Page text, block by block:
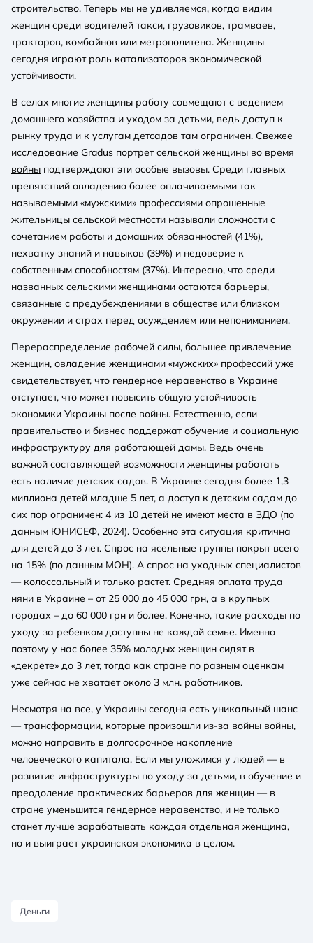
строительство. Теперь мы не удивляемся, когда видим
женщин среди водителей такси, грузовиков, трамваев,
тракторов, комбайнов или метрополитена. Женщины
сегодня играют роль катализаторов экономической
устойчивости.
В селах многие женщины работу совмещают с ведением
домашнего хозяйства и уходом за детьми, ведь доступ к
рынку труда и к услугам детсадов там ограничен. Свежее
исследование Gradus портрет сельской женщины во время
войны подтверждают эти особые вызовы. Среди главных
препятствий овладению более оплачиваемыми так
называемыми «мужскими» профессиями опрошенные
жительницы сельской местности называли сложности с
сочетанием работы и домашних обязанностей (41%),
нехватку знаний и навыков (39%) и недоверие к
собственным способностям (37%). Интересно, что среди
названных сельскими женщинами остаются барьеры,
связанные с предубеждениями в обществе или близком
окружении и страх перед осуждением или непониманием.
Перераспределение рабочей силы, большее привлечение
женщин, овладение женщинами «мужских» профессий уже
свидетельствует, что гендерное неравенство в Украине
отступает, что может повысить общую устойчивость
экономики Украины после войны. Естественно, если
правительство и бизнес поддержат обучение и социальную
инфраструктуру для работающей дамы. Ведь очень
важной составляющей возможности женщины работать
есть наличие детских садов. В Украине сегодня более 1,3
миллиона детей младше 5 лет, а доступ к детским садам до
сих пор ограничен: 4 из 10 детей не имеют места в ЗДО (по
данным ЮНИСЕФ, 2024). Особенно эта ситуация критична
для детей до 3 лет. Спрос на ясельные группы покрыт всего
на 15% (по данным МОН). А спрос на уходных специалистов
— колоссальный и только растет. Средняя оплата труда
няни в Украине – от 25 000 до 45 000 грн, а в крупных
городах – до 60 000 грн и более. Конечно, такие расходы по
уходу за ребенком доступны не каждой семье. Именно
поэтому у нас более 35% молодых женщин сидят в
«декрете» до 3 лет, тогда как стране по разным оценкам
уже сейчас не хватает около 3 млн. работников.
Несмотря на все, у Украины сегодня есть уникальный шанс
— трансформации, которые произошли из-за войны войны,
можно направить в долгосрочное накопление
человеческого капитала. Если мы уложимся у людей — в
развитие инфраструктуры по уходу за детьми, в обучение и
преодоление практических барьеров для женщин — в
стране уменьшится гендерное неравенство, и не только
станет лучше зарабатывать каждая отдельная женщина,
но и выиграет украинская экономика в целом.
Деньги